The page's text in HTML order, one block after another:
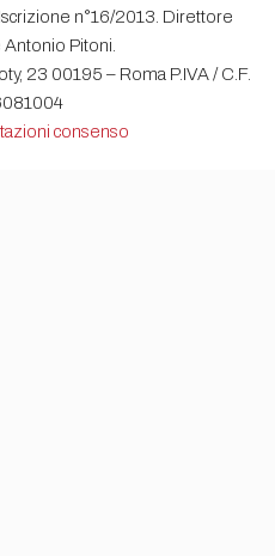
n°16/2013. Direttore
Pitoni.
23 00195 – Roma P.IVA / C.F.
consenso